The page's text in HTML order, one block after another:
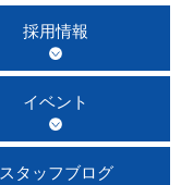
採用情報
イベント
スタッフブログ